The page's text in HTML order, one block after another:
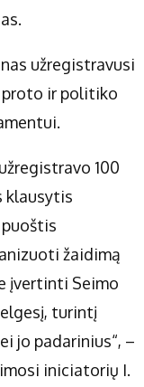
užregistravusi
proto ir politiko
100
klausytis
žaidimą
įvertinti Seimo
turintį
jo padarinius“, –
iniciatorių I.